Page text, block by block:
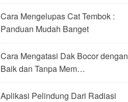
Cara Mengelupas Cat Tembok :
Panduan Mudah Banget
Cara Mengatasi Dak Bocor dengan
Baik dan Tanpa Mem…
Aplikasi Pelindung Dari Radiasi